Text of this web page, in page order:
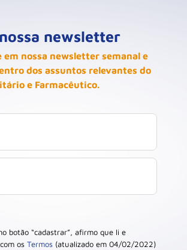
newsletter
em nossa newsletter semanal e
dos assuntos relevantes do
e Farmacêutico.
botão “cadastrar”, afirmo que li e
os Termos (atualizado em 04/02/2022)